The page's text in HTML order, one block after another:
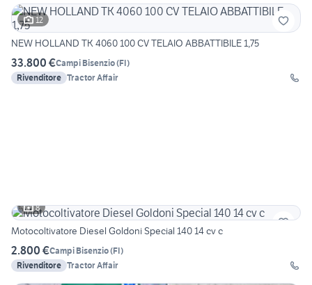
12
NEW HOLLAND TK 4060 100 CV TELAIO ABBATTIBILE 1,75
33.800 €Campi Bisenzio(FI)
Rivenditore Tractor Affair
8
Motocoltivatore Diesel Goldoni Special 140 14 cv c
2.800 €Campi Bisenzio(FI)
Rivenditore Tractor Affair